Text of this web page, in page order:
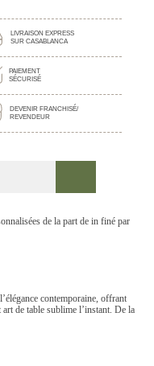
LIVRAISON EXPRESS
SUR CASABLANCA
PAIEMENT
SÉCURISÉ
DEVENIR FRANCHISÉ/
REVENDEUR
GOURMANDE
EVENEMENTS
de la part de in finé par
contemporaine, offrant
de table sublime l’instant. De la